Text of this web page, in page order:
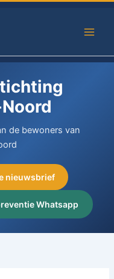
de bewoners van
nieuwsbrief
Whatsapp